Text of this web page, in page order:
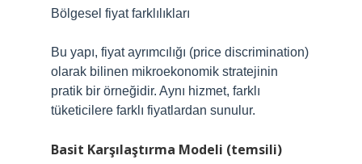
Bölgesel fiyat farklılıkları
Bu yapı, fiyat ayrımcılığı (price discrimination)
olarak bilinen mikroekonomik stratejinin
pratik bir örneğidir. Aynı hizmet, farklı
tüketicilere farklı fiyatlardan sunulur.
Basit Karşılaştırma Modeli (temsili)